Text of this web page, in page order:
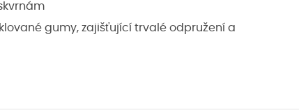
gumy, zajišťující trvalé odpružení a